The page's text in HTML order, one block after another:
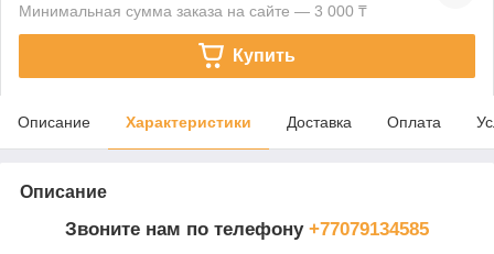
Минимальная сумма заказа на сайте — 3 000 ₸
Купить
Описание Характеристики Доставка Оплата
Описание
Звоните нам по телефону +77079134585